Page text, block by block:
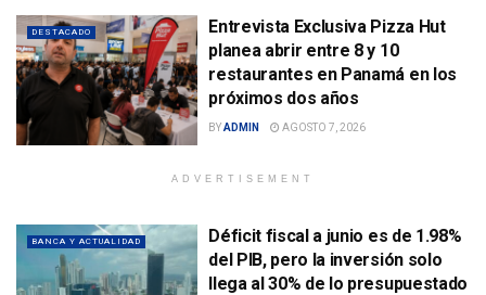
DESTACADO
Entrevista Exclusiva Pizza Hut
planea abrir entre 8 y 10
restaurantes en Panamá en los
próximos dos años
BYADMIN AGOSTO 7, 2026
ADVERTISEMENT
BANCA Y ACTUALIDAD
Déficit fiscal a junio es de 1.98%
del PIB, pero la inversión solo
llega al 30% de lo presupuestado